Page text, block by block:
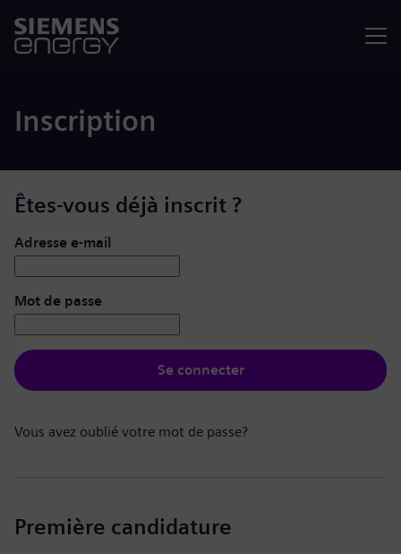
Inscription
Êtes-vous déjà inscrit ?
Se connecter : nom d’utilisateur et mot de passe
Adresse e-mail
Mot de passe
Se connecter
Vous avez oublié votre mot de passe?
Première candidature